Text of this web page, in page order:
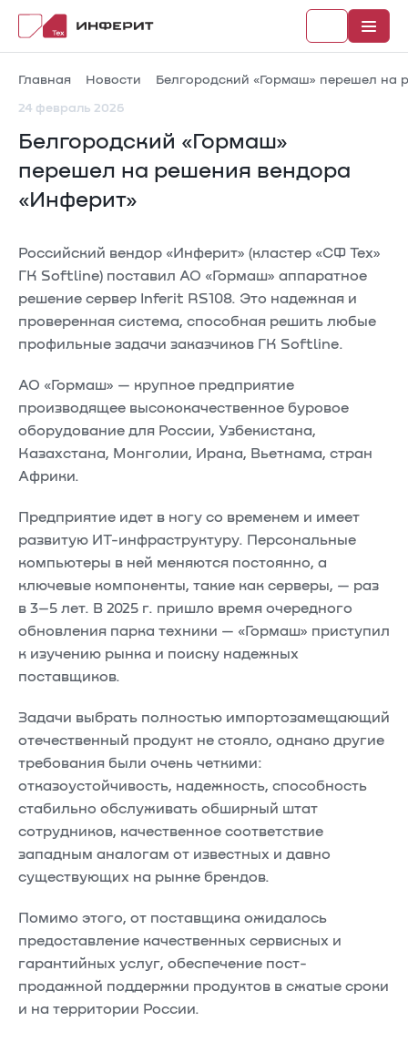
Рубрики
Каталог
Документы
Главная Новости Белгородский «Гормаш» перешел на
24 февраль 2026
Белгородский «Гормаш»
перешел на решения вендора
«Инферит»
Российский вендор «Инферит» (кластер «СФ Тех»
ГК Softline) поставил АО «Гормаш» аппаратное
решение сервер Inferit RS108. Это надежная и
проверенная система, способная решить любые
профильные задачи заказчиков ГК Softline.
АО «Гормаш» — крупное предприятие
производящее высококачественное буровое
оборудование для России, Узбекистана,
Казахстана, Монголии, Ирана, Вьетнама, стран
Африки.
Предприятие идет в ногу со временем и имеет
развитую ИТ-инфраструктуру. Персональные
компьютеры в ней меняются постоянно, а
ключевые компоненты, такие как серверы, — раз
в 3–5 лет. В 2025 г. пришло время очередного
обновления парка техники — «Гормаш» приступил
к изучению рынка и поиску надежных
поставщиков.
Задачи выбрать полностью импортозамещающий
отечественный продукт не стояло, однако другие
требования были очень четкими:
отказоустойчивость, надежность, способность
стабильно обслуживать обширный штат
сотрудников, качественное соответствие
западным аналогам от известных и давно
существующих на рынке брендов.
Помимо этого, от поставщика ожидалось
предоставление качественных сервисных и
гарантийных услуг, обеспечение пост-
продажной поддержки продуктов в сжатые сроки
и на территории России.